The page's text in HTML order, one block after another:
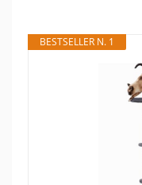
BESTSELLER N. 1